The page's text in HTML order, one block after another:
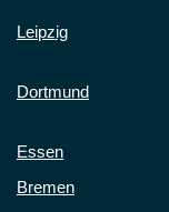
Leipzig
Dortmund
Essen
Bremen